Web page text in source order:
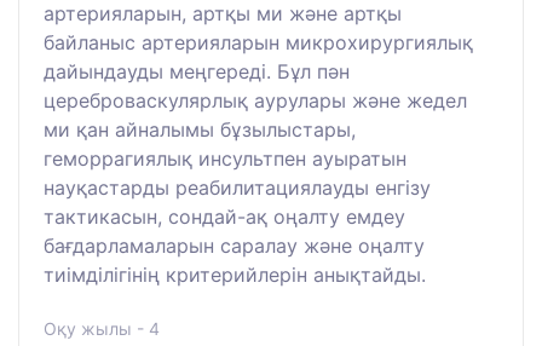
артерияларын, артқы ми және артқы
байланыс артерияларын микрохирургиялық
дайындауды меңгереді. Бұл пән
цереброваскулярлық аурулары және жедел
ми қан айналымы бұзылыстары,
геморрагиялық инсультпен ауыратын
науқастарды реабилитациялауды енгізу
тактикасын, сондай-ақ оңалту емдеу
бағдарламаларын саралау және оңалту
тиімділігінің критерийлерін анықтайды.
Оқу жылы - 4